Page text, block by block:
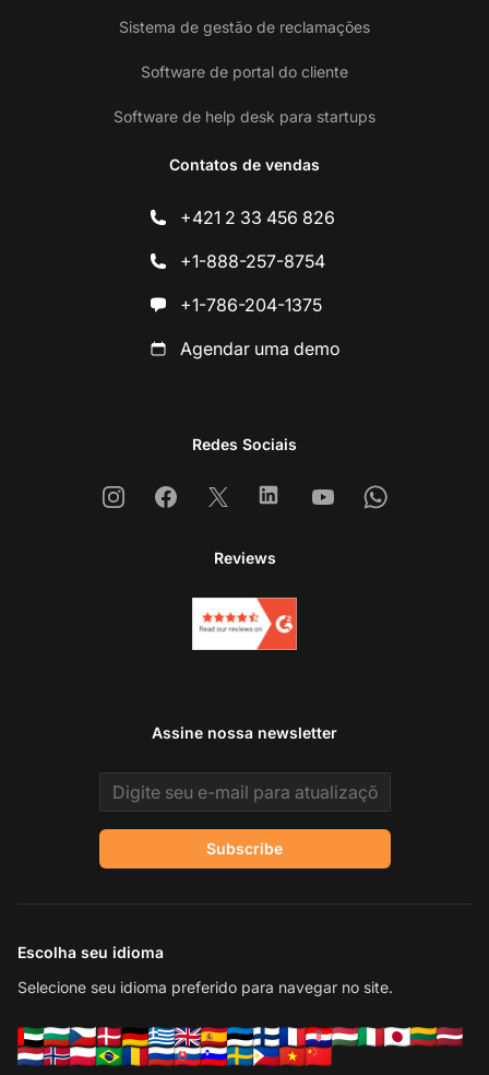
Sistema de gestão de reclamações
Software de portal do cliente
Software de help desk para startups
Contatos de vendas
+421 2 33 456 826
+1-888-257-8754
+1-786-204-1375
Agendar uma demo
Redes Sociais
InstagramFacebook
X LinkedinYoutubeWhatsapp
Reviews
Assine nossa newsletter
Email address
Subscribe
Escolha seu idioma
Selecione seu idioma preferido para navegar no site.